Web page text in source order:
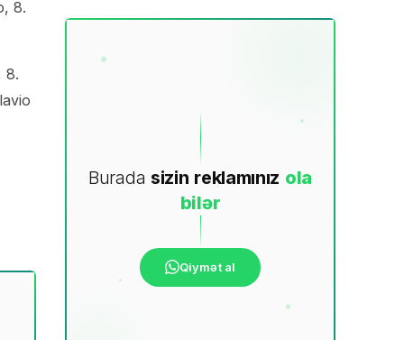
8.
8.
Burada sizin reklamınız ola
bilər
Qiymət al